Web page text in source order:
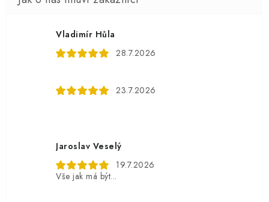
Vladimír Hůla
28.7.2026
23.7.2026
Jaroslav Veselý
19.7.2026
Vše jak má být...